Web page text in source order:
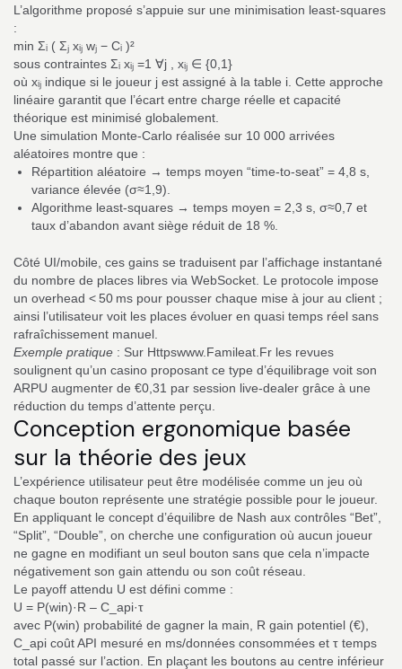
L’algorithme proposé s’appuie sur une minimisation least‑squares
:
min Σᵢ ( Σⱼ xᵢⱼ wⱼ − Cᵢ )²
sous contraintes Σᵢ xᵢⱼ =1 ∀j , xᵢⱼ ∈ {0,1}
où xᵢⱼ indique si le joueur j est assigné à la table i. Cette approche
linéaire garantit que l’écart entre charge réelle et capacité
théorique est minimisé globalement.
Une simulation Monte‑Carlo réalisée sur 10 000 arrivées
aléatoires montre que :
Répartition aléatoire → temps moyen “time‑to‑seat” = 4,8 s,
variance élevée (σ≈1,9).
Algorithme least‑squares → temps moyen = 2,3 s, σ≈0,7 et
taux d’abandon avant siège réduit de 18 %.
Côté UI/mobile, ces gains se traduisent par l’affichage instantané
du nombre de places libres via WebSocket. Le protocole impose
un overhead < 50 ms pour pousser chaque mise à jour au client ;
ainsi l’utilisateur voit les places évoluer en quasi temps réel sans
rafraîchissement manuel.
Exemple pratique : Sur Httpswww.Famileat.Fr les revues
soulignent qu’un casino proposant ce type d’équilibrage voit son
ARPU augmenter de €0,31 par session live‑dealer grâce à une
réduction du temps d’attente perçu.
Conception ergonomique basée
sur la théorie des jeux
L’expérience utilisateur peut être modélisée comme un jeu où
chaque bouton représente une stratégie possible pour le joueur.
En appliquant le concept d’équilibre de Nash aux contrôles “Bet”,
“Split”, “Double”, on cherche une configuration où aucun joueur
ne gagne en modifiant un seul bouton sans que cela n’impacte
négativement son gain attendu ou son coût réseau.
Le payoff attendu U est défini comme :
U = P(win)·R – C_api·τ
avec P(win) probabilité de gagner la main, R gain potentiel (€),
C_api coût API mesuré en ms/données consommées et τ temps
total passé sur l’action. En plaçant les boutons au centre inférieur